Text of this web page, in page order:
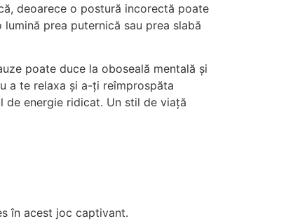
deoarece o postură incorectă poate
prea puternică sau prea slabă
poate duce la oboseală mentală și
a te relaxa și a-ți reîmprospăta
de energie ridicat. Un stil de viață
în acest joc captivant.